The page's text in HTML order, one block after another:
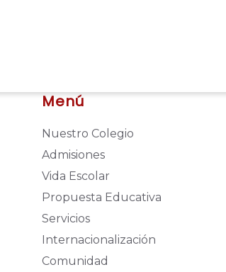
Menú
Nuestro Colegio
Admisiones
Vida Escolar
Propuesta Educativa
Servicios
Internacionalización
Comunidad